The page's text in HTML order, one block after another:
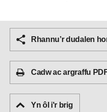
Rhannu’r dudalen
Cadw ac argraffu
Yn ôl i'r brig